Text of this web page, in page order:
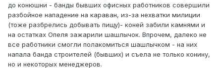
до конюшни - банды бывших офисных работников совершили
разбойное нападение на караван, из-за нехватки милиции
(тоже разбрелись добывать пищу)- коней забили камнями и
на остатках Опеля зажарили шашлычок. Впрочем, далеко не
все работники смогли полакомиться шашлычком - на них
напала банда строителей (бывших) и съела не только конину,
но и некоторых менеджеров.